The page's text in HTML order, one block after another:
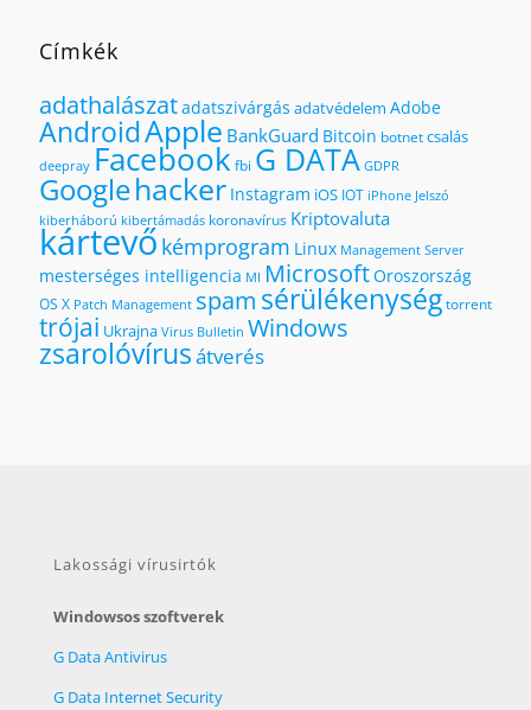
Címkék
adathalászatadatszivárgás adatvédelem Adobe
AndroidApple BankGuard Bitcoin botnetcsalás
deepray Facebookfbi G DATA GDPR
Googlehacker Instagram iOS IOT iPhone Jelszó
kiberháború kibertámadás koronavírus Kriptovaluta
kártevő kémprogram Linux Management Server
mesterséges intelligencia MI MicrosoftOroszország
OS X Patch Management spam sérülékenységtorrent
trójai Ukrajna Virus Bulletin Windows
zsarolóvírusátverés
Lakossági vírusirtók
Windowsos szoftverek
G Data Antivirus
G Data Internet Security